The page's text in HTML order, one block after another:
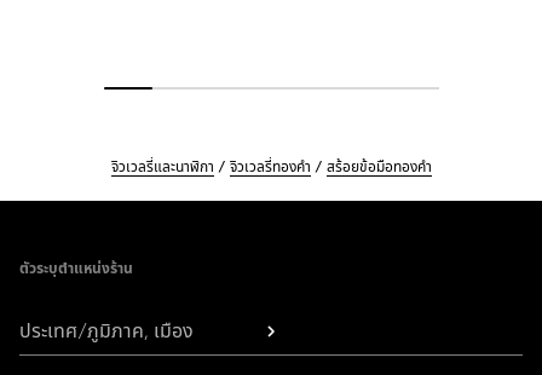
จิวเวลรี่และนาฬิกา จิวเวลรี่ทองคำ สร้อยข้อมือทองคำ
ตัวระบุตำแหน่งร้าน
ประเทศ/ภูมิภาค, เมือง